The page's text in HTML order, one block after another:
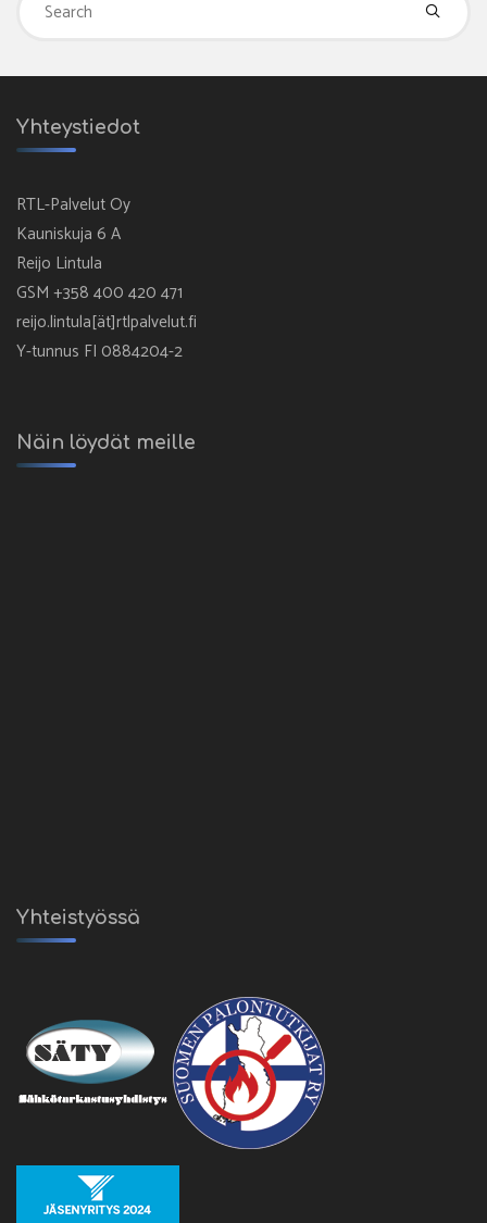
Yhteystiedot
RTL-Palvelut Oy
Kauniskuja 6 A
Reijo Lintula
GSM +358 400 420 471
reijo.lintula[ät]rtlpalvelut.fi
Y-tunnus FI 0884204-2
Näin löydät meille
Yhteistyössä